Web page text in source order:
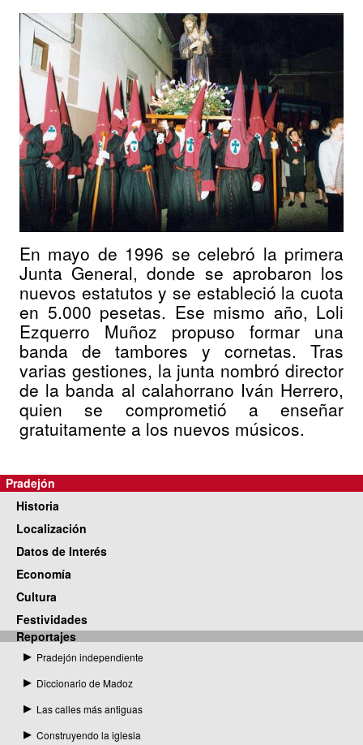
Pradejón
Historia
Localización
Datos de Interés
Economía
Cultura
Festividades
Reportajes
Pradejón independiente
Diccionario de Madoz
Las calles más antiguas
Construyendo la iglesia
En mayo de 1996 se celebró la primera
Junta General, donde se aprobaron los
nuevos estatutos y se estableció la cuota
en 5.000 pesetas. Ese mismo año, Loli
Ezquerro Muñoz propuso formar una
banda de tambores y cornetas. Tras
varias gestiones, la junta nombró director
de la banda al calahorrano Iván Herrero,
quien se comprometió a enseñar
gratuitamente a los nuevos músicos.